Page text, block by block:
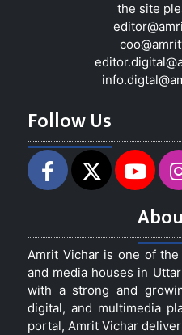
the site
Follow Us
Amrit Vichar is one of
and media houses in
with a strong and
digital, and multimedia
portal, Amrit Vichar